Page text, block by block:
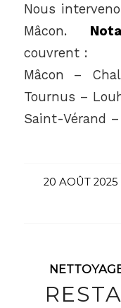
Nous
Mâcon.
couvrent :
Mâcon –
Tournus –
Saint-Vérand
20 AOÛT 2025
/